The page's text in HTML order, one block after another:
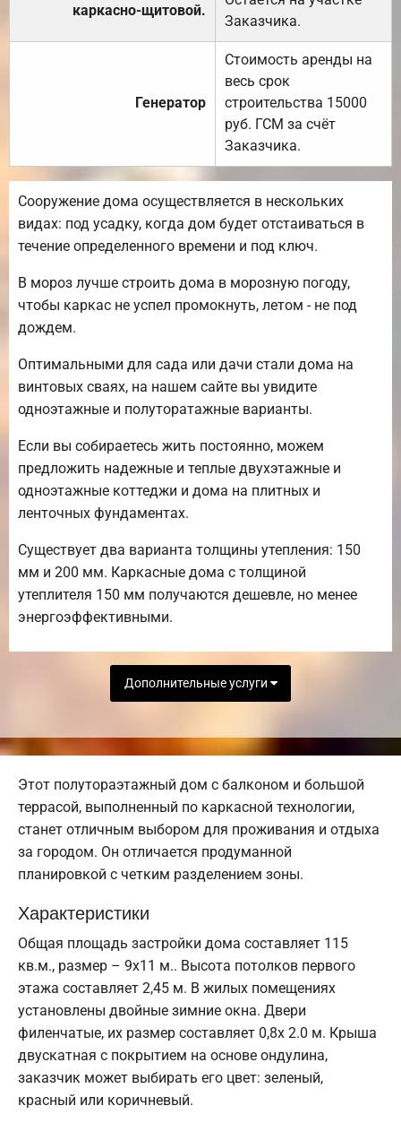
каркасно-щитовой.
Заказчика.
Генератор
Стоимость аренды на
весь срок
строительства 15000
руб. ГСМ за счёт
Заказчика.
Сооружение дома осуществляется в нескольких
видах: под усадку, когда дом будет отстаиваться в
течение определенного времени и под ключ.
В мороз лучше строить дома в морозную погоду,
чтобы каркас не успел промокнуть, летом - не под
дождем.
Оптимальными для сада или дачи стали дома на
винтовых сваях, на нашем сайте вы увидите
одноэтажные и полуторатажные варианты.
Если вы собираетесь жить постоянно, можем
предложить надежные и теплые двухэтажные и
одноэтажные коттеджи и дома на плитных и
ленточных фундаментах.
Существует два варианта толщины утепления: 150
мм и 200 мм. Каркасные дома с толщиной
утеплителя 150 мм получаются дешевле, но менее
энергоэффективными.
Дополнительные услуги
Этот полутораэтажный дом с балконом и большой
террасой, выполненный по каркасной технологии,
станет отличным выбором для проживания и отдыха
за городом. Он отличается продуманной
планировкой с четким разделением зоны.
Характеристики
Общая площадь застройки дома составляет 115
кв.м., размер – 9х11 м.. Высота потолков первого
этажа составляет 2,45 м. В жилых помещениях
установлены двойные зимние окна. Двери
филенчатые, их размер составляет 0,8x 2.0 м. Крыша
двускатная с покрытием на основе ондулина,
заказчик может выбирать его цвет: зеленый,
красный или коричневый.